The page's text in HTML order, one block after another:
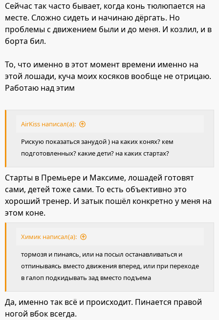
Сейчас так часто бывает, когда конь тюлюпается на
месте. Сложно сидеть и начинаю дёргать. Но
проблемы с движением были и до меня. И козлил, и в
борта бил.
То, что именно в этот момент времени именно на
этой лошади, куча моих косяков вообще не отрицаю.
Работаю над этим
AirKiss написал(а):
Рискую показаться занудой ) на каких конях? кем
подготовленных? какие дети? на каких стартах?
Старты в Премьере и Максиме, лошадей готовят
сами, детей тоже сами. То есть объективно это
хороший тренер. И затык пошёл конкретно у меня на
этом коне.
Химик написал(а):
тормозя и пинаясь, или на посыл останавливаться и
отпинываясь вместо движения вперед, или при переходе
в галоп подкидывать зад вместо подъема
Да, именно так всё и происходит. Пинается правой
ногой вбок всегда.